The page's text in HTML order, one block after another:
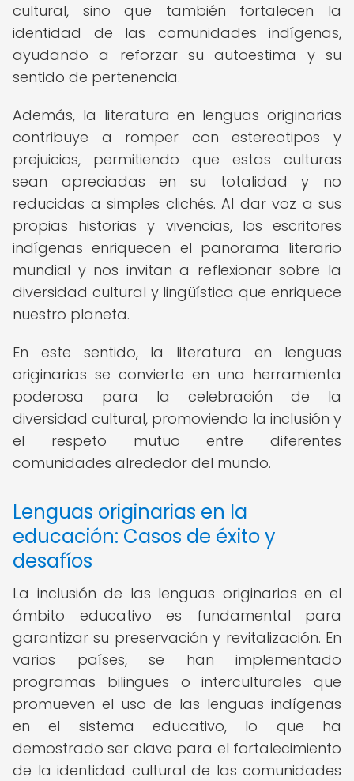
cultural, sino que también fortalecen la
identidad de las comunidades indígenas,
ayudando a reforzar su autoestima y su
sentido de pertenencia.
Además, la literatura en lenguas originarias
contribuye a romper con estereotipos y
prejuicios, permitiendo que estas culturas
sean apreciadas en su totalidad y no
reducidas a simples clichés. Al dar voz a sus
propias historias y vivencias, los escritores
indígenas enriquecen el panorama literario
mundial y nos invitan a reflexionar sobre la
diversidad cultural y lingüística que enriquece
nuestro planeta.
En este sentido, la literatura en lenguas
originarias se convierte en una herramienta
poderosa para la celebración de la
diversidad cultural, promoviendo la inclusión y
el respeto mutuo entre diferentes
comunidades alrededor del mundo.
Lenguas originarias en la
educación: Casos de éxito y
desafíos
La inclusión de las lenguas originarias en el
ámbito educativo es fundamental para
garantizar su preservación y revitalización. En
varios países, se han implementado
programas bilingües o interculturales que
promueven el uso de las lenguas indígenas
en el sistema educativo, lo que ha
demostrado ser clave para el fortalecimiento
de la identidad cultural de las comunidades